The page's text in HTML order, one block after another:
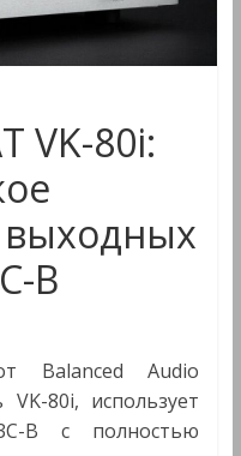
VK-80i:
B
Balanced Audio
80i, использует
B с полностью